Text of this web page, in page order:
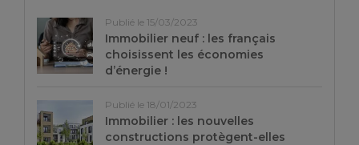
Publié le 15/03/2023
Immobilier neuf : les français
choisissent les économies
d’énergie !
Publié le 18/01/2023
Immobilier : les nouvelles
constructions protègent-elles